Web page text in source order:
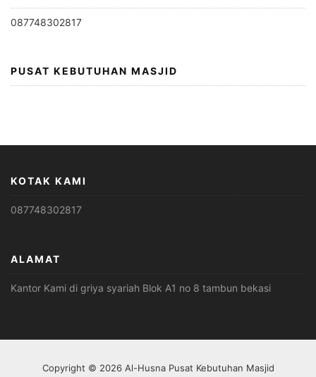
087748302817
PUSAT KEBUTUHAN MASJID
KOTAK KAMI
087748302817
ALAMAT
Kantor Kami di griya syariah Blok A1 no 8 tambun bekasi
Copyright © 2026 Al-Husna Pusat Kebutuhan Masjid